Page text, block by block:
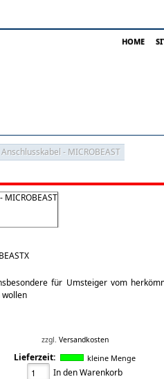
HOME
- MICROBEAST
BEASTX
für Umsteiger vom
wollen
zzgl. Versandkosten
Lieferzeit: kleine Menge
In den Warenkorb